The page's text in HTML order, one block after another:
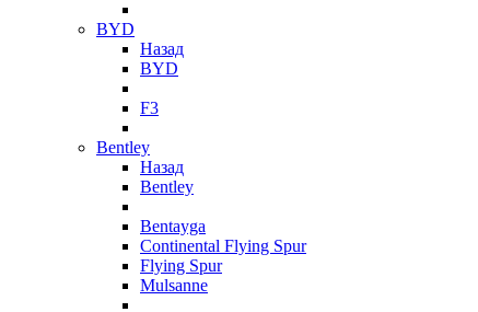
BYD
Назад
BYD
F3
Bentley
Назад
Bentley
Bentayga
Continental Flying Spur
Flying Spur
Mulsanne